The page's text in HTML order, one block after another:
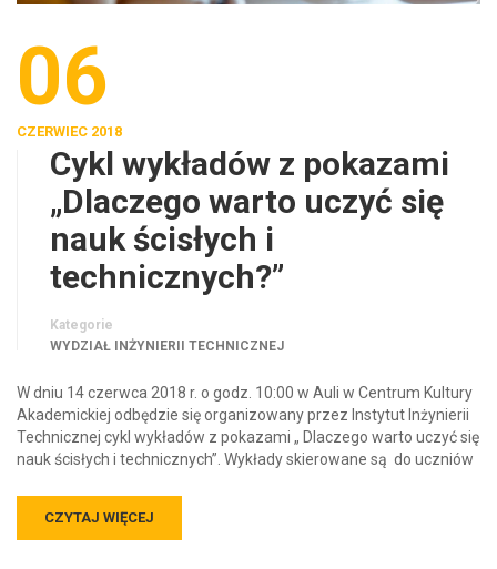
06
CZERWIEC 2018
Cykl wykładów z pokazami
„Dlaczego warto uczyć się
nauk ścisłych i
technicznych?”
Kategorie
WYDZIAŁ INŻYNIERII TECHNICZNEJ
W dniu 14 czerwca 2018 r. o godz. 10:00 w Auli w Centrum Kultury
Akademickiej odbędzie się organizowany przez Instytut Inżynierii
Technicznej cykl wykładów z pokazami „ Dlaczego warto uczyć się
nauk ścisłych i technicznych”. Wykłady skierowane są do uczniów
CZYTAJ WIĘCEJ